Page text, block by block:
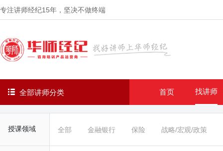
专注讲师经纪15年 ，坚决不做终端
全部讲师分类 首页 找讲师
授课领域 全部 金融银行 保险 战略/宏观/政策